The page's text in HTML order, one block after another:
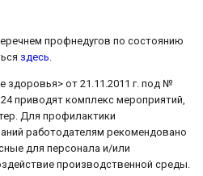
профнедугов по состоянию
здесь
здоровья> от 21.11.2011 г. под №
приводят комплекс мероприятий,
Для профилактики
работодателям рекомендовано
для персонала и/или
производственной среды.